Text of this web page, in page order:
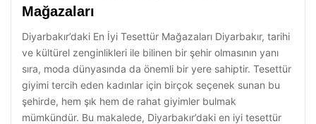
Mağazaları
Diyarbakır’daki En İyi Tesettür Mağazaları Diyarbakır, tarihi
ve kültürel zenginlikleri ile bilinen bir şehir olmasının yanı
sıra, moda dünyasında da önemli bir yere sahiptir. Tesettür
giyimi tercih eden kadınlar için birçok seçenek sunan bu
şehirde, hem şık hem de rahat giyimler bulmak
mümkündür. Bu makalede, Diyarbakır’daki en iyi tesettür